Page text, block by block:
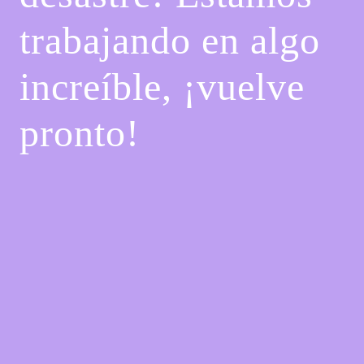
trabajando en algo
increíble, ¡vuelve
pronto!